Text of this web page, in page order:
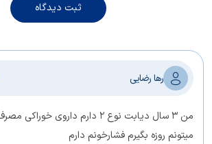
ثبت دیدگاه
رها رضایی
من ۳ سال دیابت نوع ۲ دارم داروی خوراکی مصرف میکنم
میتونم روزه بگیرم فشارخونم دارم